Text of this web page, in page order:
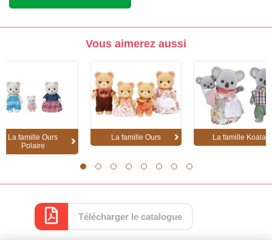
Vous aimerez aussi
La famille Ours
Polaire
La famille Ours La famille Koala
Télécharger le catalogue